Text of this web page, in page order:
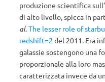
produzione scientifica
di alto livello, spicca in
al.The lesser role of
redshift=2 del 2011. Era
galassie sostengono una
proporzionale alla loro
caratterizzata invece da